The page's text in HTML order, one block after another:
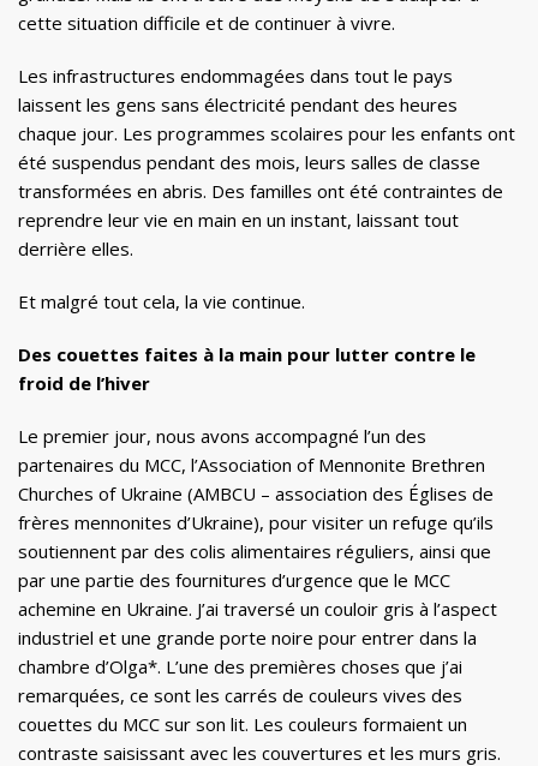
cette situation difficile et de continuer à vivre.
Les infrastructures endommagées dans tout le pays
laissent les gens sans électricité pendant des heures
chaque jour. Les programmes scolaires pour les enfants ont
été suspendus pendant des mois, leurs salles de classe
transformées en abris. Des familles ont été contraintes de
reprendre leur vie en main en un instant, laissant tout
derrière elles.
Et malgré tout cela, la vie continue.
Des couettes faites à la main pour lutter contre le
froid de l’hiver
Le premier jour, nous avons accompagné l’un des
partenaires du MCC, l’Association of Mennonite Brethren
Churches of Ukraine (AMBCU – association des Églises de
frères mennonites d’Ukraine), pour visiter un refuge qu’ils
soutiennent par des colis alimentaires réguliers, ainsi que
par une partie des fournitures d’urgence que le MCC
achemine en Ukraine. J’ai traversé un couloir gris à l’aspect
industriel et une grande porte noire pour entrer dans la
chambre d’Olga*. L’une des premières choses que j’ai
remarquées, ce sont les carrés de couleurs vives des
couettes du MCC sur son lit. Les couleurs formaient un
contraste saisissant avec les couvertures et les murs gris.